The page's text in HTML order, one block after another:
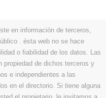
en información de terceros,
. ésta web no se hace
o fiabilidad de los datos. Las
de dichos terceros y
e independientes a las
en el directorio. Si tiene alguna